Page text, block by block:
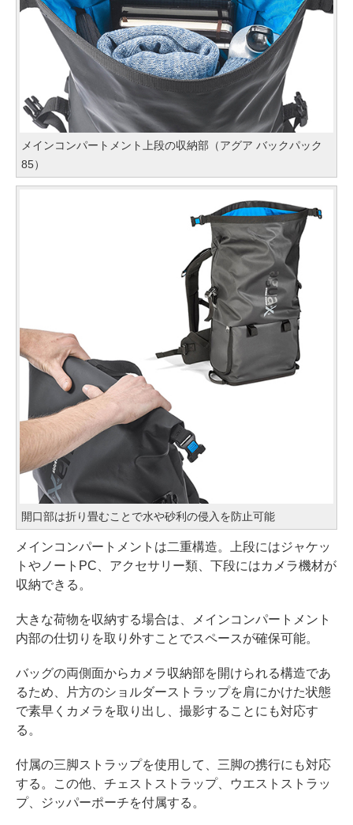
メインコンパートメント上段の収納部（アグア バックパック
85）
開口部は折り畳むことで水や砂利の侵入を防止可能
メインコンパートメントは二重構造。上段にはジャケッ
トやノートPC、アクセサリー類、下段にはカメラ機材が
収納できる。
大きな荷物を収納する場合は、メインコンパートメント
内部の仕切りを取り外すことでスペースが確保可能。
バッグの両側面からカメラ収納部を開けられる構造であ
るため、片方のショルダーストラップを肩にかけた状態
で素早くカメラを取り出し、撮影することにも対応す
る。
付属の三脚ストラップを使用して、三脚の携行にも対応
する。この他、チェストストラップ、ウエストストラッ
プ、ジッパーポーチを付属する。